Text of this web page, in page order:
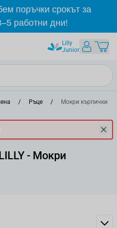
поръчки срокът за
работни дни!
Lilly
Junior
/ Ръце / Мокри кърпички
- Мокри